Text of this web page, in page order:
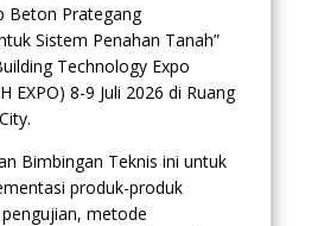
Beton Prategang
Sistem Penahan Tanah”
Technology Expo
EXPO) 8-9 Juli 2026 di Ruang
Bimbingan Teknis ini untuk
produk-produk
metode